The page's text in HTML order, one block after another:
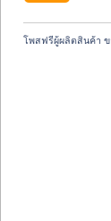
โพสฟรีผู้ผลิตสินค้า